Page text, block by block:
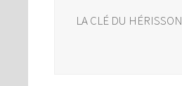
LA CLÉ DU HÉRISSON